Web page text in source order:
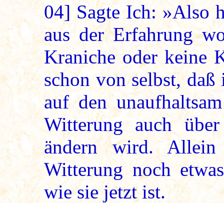
04] Sagte Ich: »Also
aus der Erfahrung
Kraniche oder keine
schon von selbst, daß
auf den
Witterung auch
ändern wird.
Witterung noch
wie sie jetzt ist.